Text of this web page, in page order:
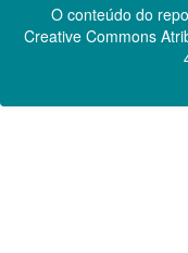
O conteúdo do
Creative Commons